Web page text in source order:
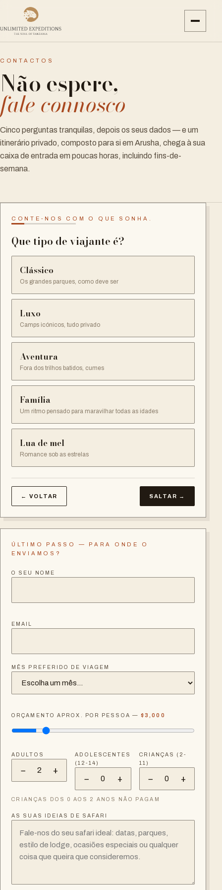
CONTACTOS
Não espere,
fale connosco
Cinco perguntas tranquilas, depois os seus dados — e um
itinerário privado, composto para si em Arusha, chega à sua
caixa de entrada em poucas horas, incluindo fins-de-
semana.
CONTE-NOS COM O QUE SONHA.
Que tipo de viajante é?
Clássico
Os grandes parques, como deve ser
Luxo
Camps icónicos, tudo privado
Aventura
Fora dos trilhos batidos, cumes
Família
Um ritmo pensado para maravilhar todas as idades
Lua de mel
Romance sob as estrelas
← VOLTAR SALTAR →
ÚLTIMO PASSO — PARA ONDE O
ENVIAMOS?
O SEU NOME
EMAIL
MÊS PREFERIDO DE VIAGEM
ORÇAMENTO APROX. POR PESSOA — $3,000
ADULTOS
− 2 +
ADOLESCENTES
(12-14)
− 0 +
CRIANÇAS (2-
11)
− 0 +
CRIANÇAS DOS 0 AOS 2 ANOS NÃO PAGAM
AS SUAS IDEIAS DE SAFARI